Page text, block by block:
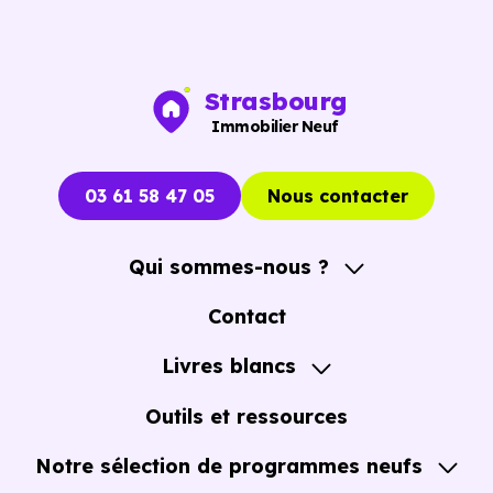
standardisés, celui-ci repose sur une logique plus
Son mécanisme principal est l’amortissement:
Une partie de la valeur du bien peut être déduite
des revenus locatifs imposables chaque année,
taux d’amortissement :
Taux d'amortissement Base amortissable
Strasbourg
Immobilier Neuf
03 61 58 47 05 Nous contacter
Qui sommes-nous ?
A propos
Contact
Livres blancs
Guide de l'Achat immobilier neuf en VEFA
Outils et ressources
Notre sélection de programmes neufs